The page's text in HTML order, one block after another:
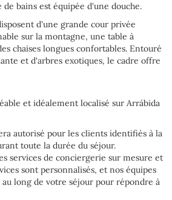
de bains est équipée d'une douche.
d'une grande cour privée
sur la montagne, une table à
chaises longues confortables. Entouré
et d'arbres exotiques, le cadre offre
et idéalement localisé sur Arrábida
autorisé pour les clients identifiés à la
toute la durée du séjour.
services de conciergerie sur mesure et
sont personnalisés, et nos équipes
long de votre séjour pour répondre à